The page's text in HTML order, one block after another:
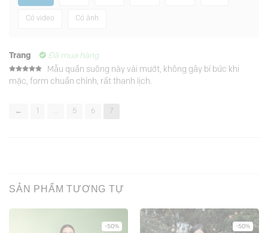
Có video Có ảnh
Trang Đã mua hàng
Được xếp
hạng5 5
Mẫu quần suông này vải mướt, không gây bí bức khi
mặc, form chuẩn chỉnh, rất thanh lịch.
← … 5 6 7
SẢN PHẨM TƯƠNG TỰ
-50% -50%